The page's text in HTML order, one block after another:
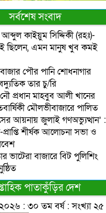
সর্বশেষ সংবাদ
আব্দুল কাইয়ুম সিদ্দিকী (রহঃ)-
ছিলেন, এমন মানুষ খুব কমই
পৌর পানি শোধনাগার
তার চু/রি
প্রধান মাহবুব আলী খানের
মৌলভীবাজারে পালিত
আয়নায় জুলাই গণঅভ্যুত্থান’ :
প্রাপ্তি শীর্ষক আলোচনা সভা ও
ভাটেরা বাজারে বিট পুলিশিং
পাতাকুঁড়ির দেশ
: ৩০ তম বর্ষ : সংখ্যা ২৫